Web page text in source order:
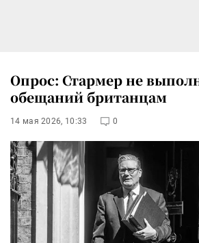
Опрос: Стармер не
обещаний британцам
14 мая 2026, 10:33 0